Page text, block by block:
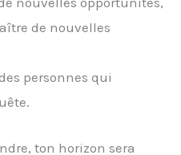
de nouvelles
personnes qui
ton horizon sera